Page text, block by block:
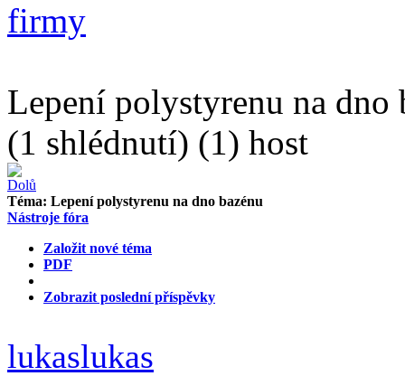
firmy
Lepení polystyrenu na dno
(1 shlédnutí) (1) host
Téma: Lepení polystyrenu na dno bazénu
Nástroje fóra
Založit nové téma
PDF
Zobrazit poslední příspěvky
lukaslukas